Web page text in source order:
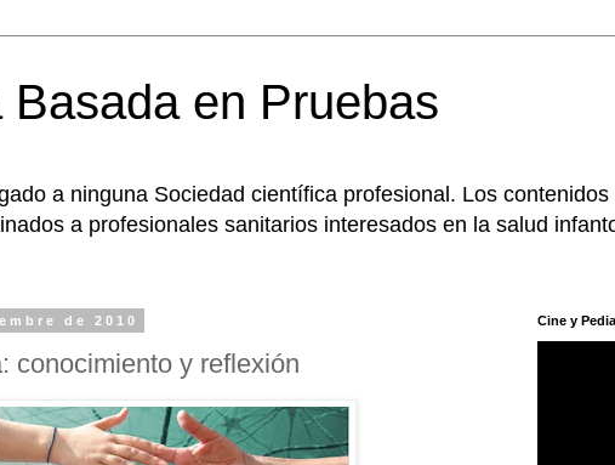
Basada en Pruebas
a ninguna Sociedad científica profesional. Los
a profesionales sanitarios interesados en la salud
de 2010
conocimiento y reflexión
Cine y